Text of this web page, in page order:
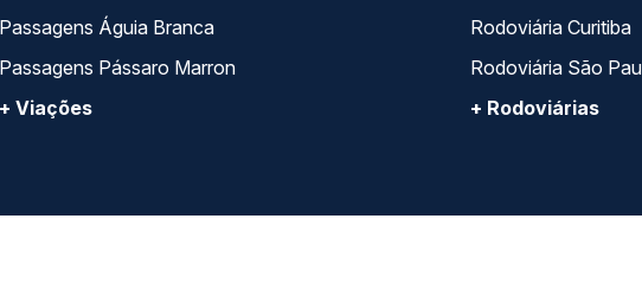
Passagens Águia Branca
Passagens Pássaro Marron
+ Viações
Rodoviária Curitiba
Rodoviária São
+ Rodoviárias